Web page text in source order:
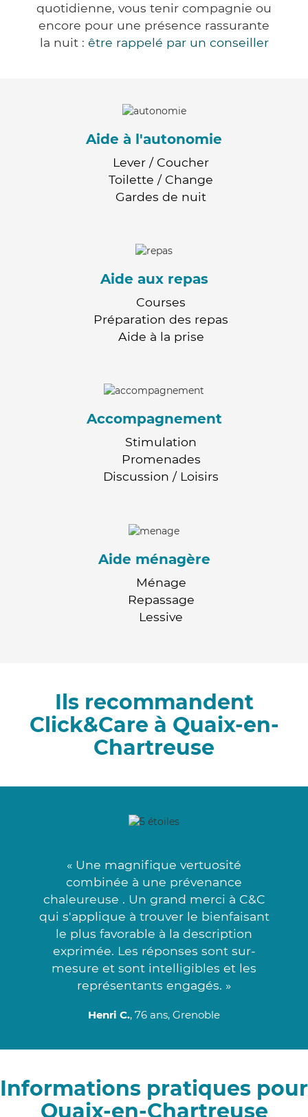
quotidienne, vous tenir compagnie ou
encore pour une présence rassurante
la nuit : être rappelé par un conseiller
Aide à l'autonomie
Lever / Coucher
Toilette / Change
Gardes de nuit
Aide aux repas
Courses
Préparation des repas
Aide à la prise
Accompagnement
Stimulation
Promenades
Discussion / Loisirs
Aide ménagère
Ménage
Repassage
Lessive
Ils recommandent
Click&Care à Quaix-en-
Chartreuse
« Une magnifique vertuosité
combinée à une prévenance
chaleureuse . Un grand merci à C&C
qui s'applique à trouver le bienfaisant
le plus favorable à la description
exprimée. Les réponses sont sur-
mesure et sont intelligibles et les
représentants engagés. »
Henri C., 76 ans, Grenoble
Informations pratiques pour
Quaix-en-Chartreuse